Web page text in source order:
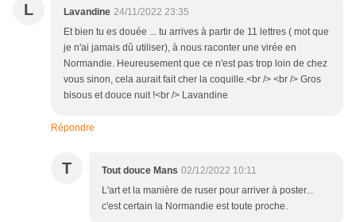
L Lavandine 24/11/2022 23:35
Et bien tu es douée ... tu arrives à partir de 11 lettres ( mot que
je n'ai jamais dû utiliser), à nous raconter une virée en
Normandie. Heureusement que ce n'est pas trop loin de chez
vous sinon, cela aurait fait cher la coquille.<br /> <br /> Gros
bisous et douce nuit !<br /> Lavandine
Répondre
T Tout douce Mans 02/12/2022 10:11
L'art et la manière de ruser pour arriver à poster...
c'est certain la Normandie est toute proche.